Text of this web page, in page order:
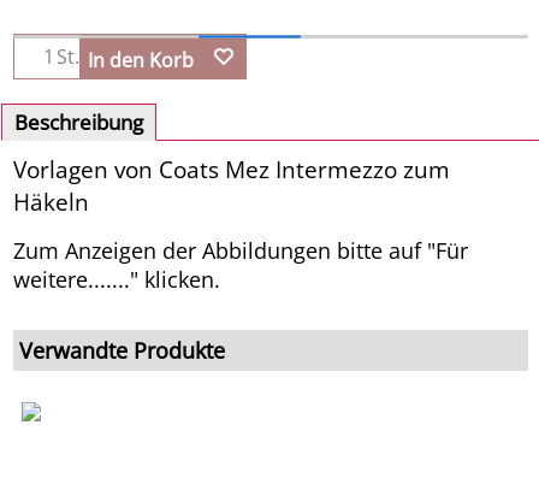
St. In den Korb
Beschreibung
Vorlagen von Coats Mez Intermezzo zum
Häkeln
Zum Anzeigen der Abbildungen bitte auf "Für
weitere......." klicken.
Verwandte Produkte